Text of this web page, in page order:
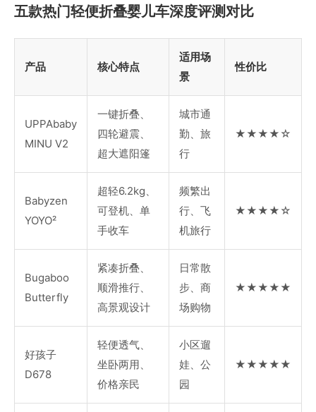
五款热门轻便折叠婴儿车深度评测对比
产品 核心特点
适用场
景
性价比
UPPAbaby
MINU V2
一键折叠、
四轮避震、
超大遮阳篷
城市通
勤、旅
行
★★★★☆
Babyzen
YOYO²
超轻6.2kg、
可登机、单
手收车
频繁出
行、飞
机旅行
★★★★☆
Bugaboo
Butterfly
紧凑折叠、
顺滑推行、
高景观设计
日常散
步、商
场购物
★★★★★
好孩子
D678
轻便透气、
坐卧两用、
价格亲民
小区遛
娃、公
园
★★★★★